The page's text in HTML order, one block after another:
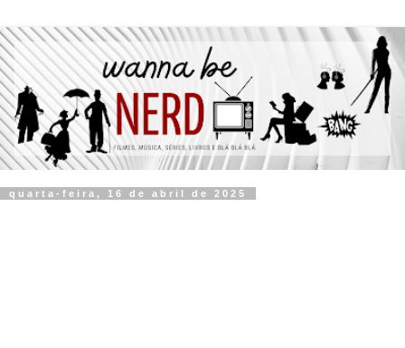
quarta-feira, 16 de abril de 2025